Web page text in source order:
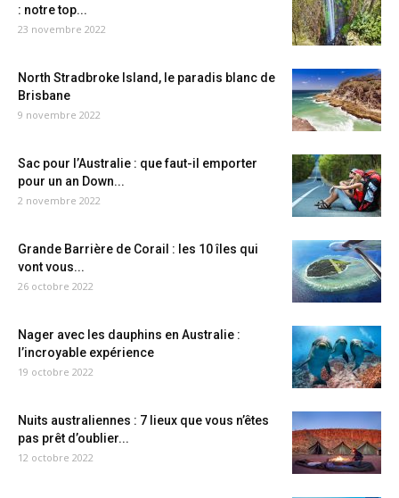
: notre top...
23 novembre 2022
North Stradbroke Island, le paradis blanc de
Brisbane
9 novembre 2022
Sac pour l’Australie : que faut-il emporter
pour un an Down...
2 novembre 2022
Grande Barrière de Corail : les 10 îles qui
vont vous...
26 octobre 2022
Nager avec les dauphins en Australie :
l’incroyable expérience
19 octobre 2022
Nuits australiennes : 7 lieux que vous n’êtes
pas prêt d’oublier...
12 octobre 2022